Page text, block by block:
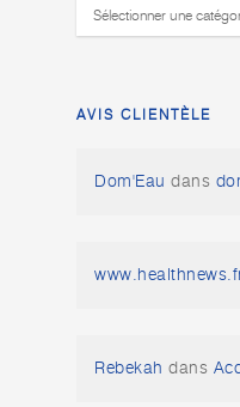
Nos
différents
AVIS CLIENTÈLE
Dom'Eau dans
Rebekah dans